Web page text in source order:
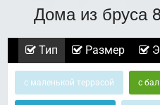
Дома из бруса
Тип Размер
с маленькой террасой с